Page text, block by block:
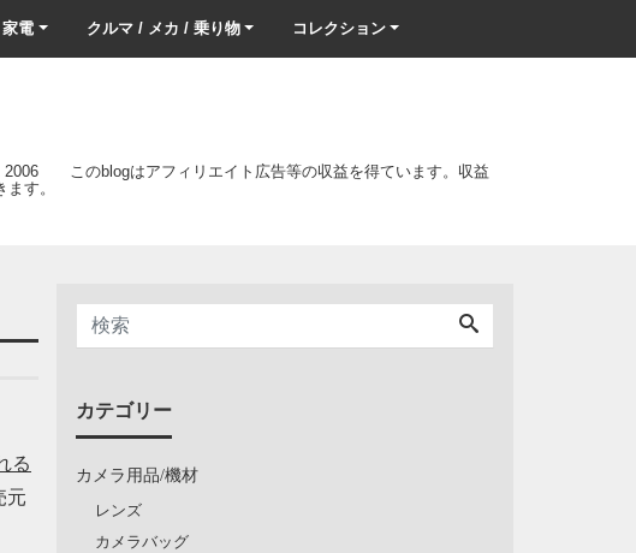
電 クルマ / メカ / 乗り物 コレクション
2006 このblogはアフィリエイト広告等の収益を得ています。収益
す。
る
元
カテゴリー
カメラ用品/機材
レンズ
カメラバッグ